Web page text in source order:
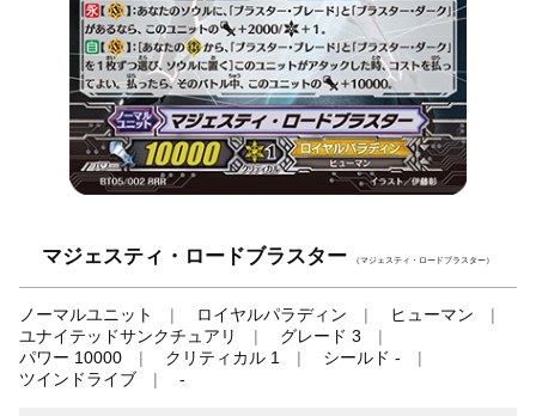
マジェスティ・ロードブラスター （マジェスティ・ロードブラスター）
ノーマルユニット ロイヤルパラディン
ヒューマン
ユナイテッドサンクチュアリ
グレード 3
パワー 10000
クリティカル 1
シールド -
ツインドライブ
-